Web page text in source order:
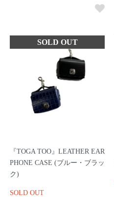
『TOGA TOO』LEATHER EAR
PHONE CASE (ブルー・ブラッ
ク)
SOLD OUT